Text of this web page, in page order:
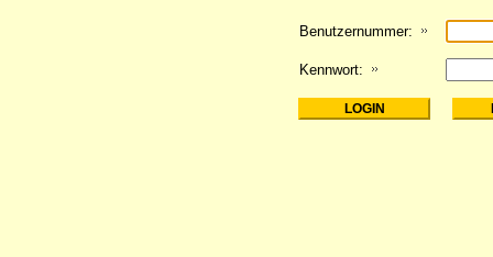
Benutzernummer:
Kennwort: